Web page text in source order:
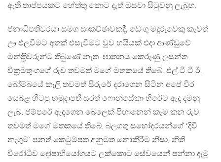
ඇති තාප්පයකට හේත්තු කොට දැත් ඔසවා සිටුවනු ලැබූහ.
ජනාධිපතිවරයා සමග සාකච්ඡාවකදී, ඩෙංගු මදුරුවෙකු කෑවත්
ඌ එලවීමට අතක් එසැවීමට වුව හයියක් එදා ආණ්ඩුවේ
මන්ත‍්‍රීවරුන්ට තිබුණේ නැත. ඝාතනය කෙරුණු ලසන්ත
වික‍්‍රමතුංගගේ රුව තවමත් මගේ මතකයේ තිබේ. එල්.ටී.ටී.ඊ.
බෝම්බයේ කෑලි තවමත් සිරුරේ දරාගෙන සිටින අපේ වීර
සෙබළ හිටපු හමුදාපති සරත් ෆොන්සේකා හිරේට ඇද දමනු
ලැබ, ජම්පරේ ඇඳගෙන බෙලෙක් පිඟානෙන් කෑම කන රුව
තවමත් මගේ මතකයේ තිබේ. බලගතු සහෝදරයන්ගේ ‘දිවි
නැගුම’ පනත් කෙටුම්පත අනුමත නොකිරීම නිසා, නීති
විරෝධීව දෝෂාභියෝගයට ලක්කොට සේවයෙන් පන්නා දැමූ